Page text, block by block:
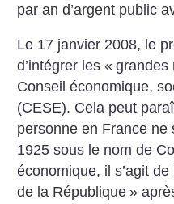
par an d’argent public
Le 17 janvier 2008, le
d’intégrer les « grandes
Conseil économique,
(CESE). Cela peut
personne en France ne
1925 sous le nom de
économique, il s’agit de
de la République »